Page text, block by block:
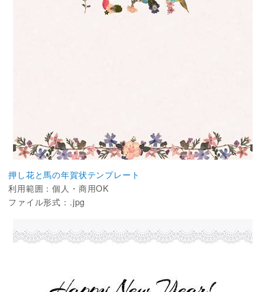
押し花と馬の年賀状テンプレート
利用範囲：個人・商用OK
ファイル形式：.jpg